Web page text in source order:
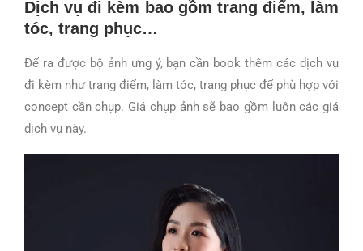
Dịch vụ đi kèm bao gồm trang điểm, làm
tóc, trang phục…
Để ra được bộ ảnh ưng ý, bạn cần book thêm các dịch vụ
đi kèm như trang điểm, làm tóc, trang phục để phù hợp với
concept cần chụp. Giá chụp ảnh sẽ bao gồm luôn các giá
dịch vụ này.